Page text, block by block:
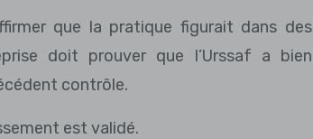
que la pratique figurait dans des
doit prouver que l’Urssaf a bien
contrôle.
est validé.